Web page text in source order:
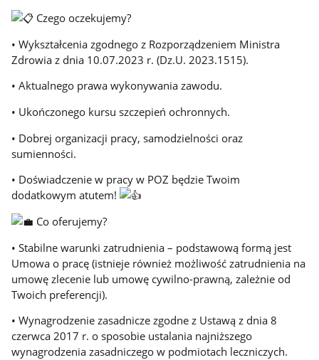
Czego oczekujemy?
• Wykształcenia zgodnego z Rozporządzeniem Ministra
Zdrowia z dnia 10.07.2023 r. (Dz.U. 2023.1515).
• Aktualnego prawa wykonywania zawodu.
• Ukończonego kursu szczepień ochronnych.
• Dobrej organizacji pracy, samodzielności oraz
sumienności.
• Doświadczenie w pracy w POZ będzie Twoim
dodatkowym atutem!
Co oferujemy?
• Stabilne warunki zatrudnienia – podstawową formą jest
Umowa o pracę (istnieje również możliwość zatrudnienia na
umowę zlecenie lub umowę cywilno-prawną, zależnie od
Twoich preferencji).
• Wynagrodzenie zasadnicze zgodne z Ustawą z dnia 8
czerwca 2017 r. o sposobie ustalania najniższego
wynagrodzenia zasadniczego w podmiotach leczniczych.